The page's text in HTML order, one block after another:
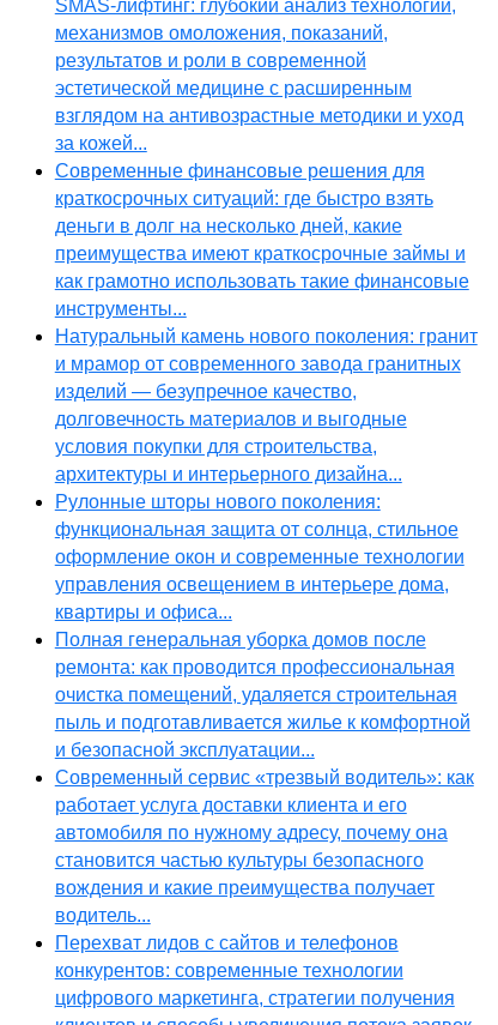
SMAS-лифтинг: глубокий анализ технологии,
механизмов омоложения, показаний,
результатов и роли в современной
эстетической медицине с расширенным
взглядом на антивозрастные методики и уход
за кожей...
Современные финансовые решения для
краткосрочных ситуаций: где быстро взять
деньги в долг на несколько дней, какие
преимущества имеют краткосрочные займы и
как грамотно использовать такие финансовые
инструменты...
Натуральный камень нового поколения: гранит
и мрамор от современного завода гранитных
изделий — безупречное качество,
долговечность материалов и выгодные
условия покупки для строительства,
архитектуры и интерьерного дизайна...
Рулонные шторы нового поколения:
функциональная защита от солнца, стильное
оформление окон и современные технологии
управления освещением в интерьере дома,
квартиры и офиса...
Полная генеральная уборка домов после
ремонта: как проводится профессиональная
очистка помещений, удаляется строительная
пыль и подготавливается жилье к комфортной
и безопасной эксплуатации...
Современный сервис «трезвый водитель»: как
работает услуга доставки клиента и его
автомобиля по нужному адресу, почему она
становится частью культуры безопасного
вождения и какие преимущества получает
водитель...
Перехват лидов с сайтов и телефонов
конкурентов: современные технологии
цифрового маркетинга, стратегии получения